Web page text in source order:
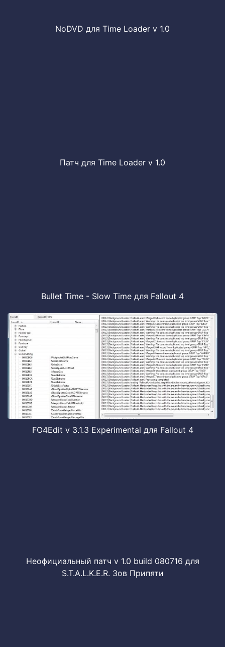
NoDVD для Time Loader v 1.0
Патч для Time Loader v 1.0
Bullet Time - Slow Time для Fallout 4
FO4Edit v 3.1.3 Experimental для Fallout 4
Неофициальный патч v 1.0 build 080716 для
S.T.A.L.K.E.R. Зов Припяти